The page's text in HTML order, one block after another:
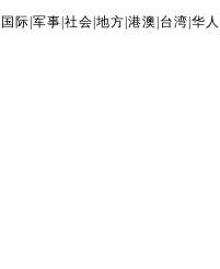
国际 |军事 |社会 |地方 |港澳 台湾 |华人